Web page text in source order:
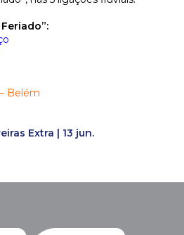
Belém
Extra | 13 jun.